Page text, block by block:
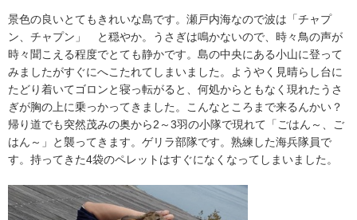
景色の良いとてもきれいな島です。瀬戸内海なので波は「チャプ
ン、チャプン」 と穏やか。うさぎは鳴かないので、時々鳥の声が
時々聞こえる程度でとても静かです。島の中央にある小山に登って
みましたがすぐにへこたれてしまいました。ようやく見晴らし台に
たどり着いてゴロンと寝っ転がると、何処からともなく現れたうさ
ぎが胸の上に乗っかってきました。こんなところまで来るんかい？
帰り道でも突然茂みの奥から2～3羽の小隊で現れて「ごはん～、ご
はん～」と襲ってきます。ゲリラ部隊です。熟練した海兵隊員で
す。持ってきた4袋のペレットはすぐになくなってしまいました。